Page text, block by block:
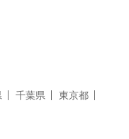
千葉県
東京都